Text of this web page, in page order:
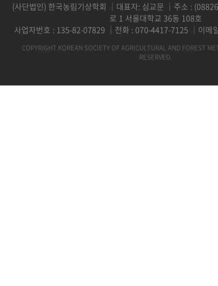
(사단법인) 한국농림기상학회 ｜대표자: 심교문 ｜주소 :
로 1 서울대학교 36동 108호
사업자번호 : 135-82-07829 ｜전화 : 070-4417-7125 ｜이
COPYRIGHT KOREAN SOCIETY OF AGRICULTURAL AND FOREST
RESERVED.